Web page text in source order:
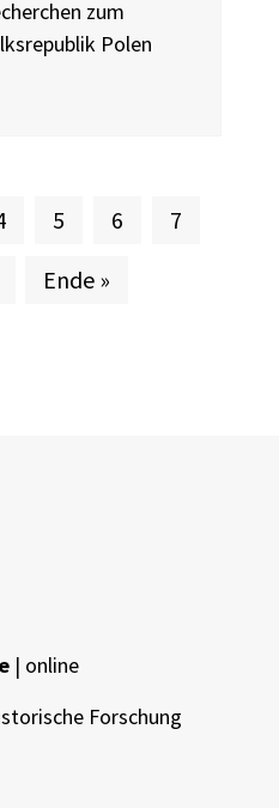
zum
Polen
Seite
5 Seite
6 Seite
7
Seite
Letzte Seite
Ende »
| online
Forschung